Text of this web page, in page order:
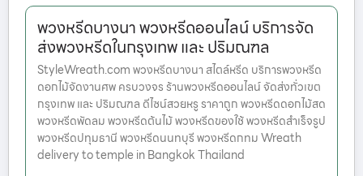
พวงหรีดบางนา พวงหรีดออนไลน์ บริการจัด
ส่งพวงหรีดในกรุงเทพ และ ปริมณฑล
StyleWreath.com พวงหรีดบางนา สไตล์หรีด บริการพวงหรีด
ดอกไม้จัดงานศพ ครบวงจร ร้านพวงหรีดออนไลน์ จัดส่งทั่วเขต
กรุงเทพ และ ปริมณฑล ดีไซน์สวยหรู ราคาถูก พวงหรีดดอกไม้สด
พวงหรีดพัดลม พวงหรีดต้นไม้ พวงหรีดของใช้ พวงหรีดสำเร็จรูป
พวงหรีดปทุมธานี พวงหรีดนนทบุรี พวงหรีดกทม Wreath
delivery to temple in Bangkok Thailand